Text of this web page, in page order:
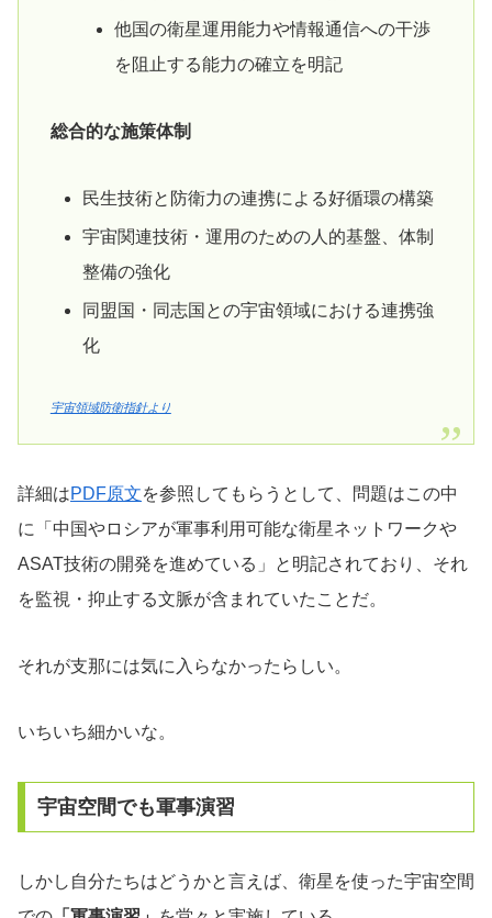
他国の衛星運用能力や情報通信への干渉
を阻止する能力の確立を明記
総合的な施策体制
民生技術と防衛力の連携による好循環の構築
宇宙関連技術・運用のための人的基盤、体制
整備の強化
同盟国・同志国との宇宙領域における連携強
化
宇宙領域防衛指針より
詳細はPDF原文を参照してもらうとして、問題はこの中
に「中国やロシアが軍事利用可能な衛星ネットワークや
ASAT技術の開発を進めている」と明記されており、それ
を監視・抑止する文脈が含まれていたことだ。
それが支那には気に入らなかったらしい。
いちいち細かいな。
宇宙空間でも軍事演習
しかし自分たちはどうかと言えば、衛星を使った宇宙空間